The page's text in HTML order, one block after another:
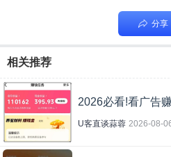
分享
相关推荐
2026必看!看广告
U客直谈蒜蓉 2026-08-